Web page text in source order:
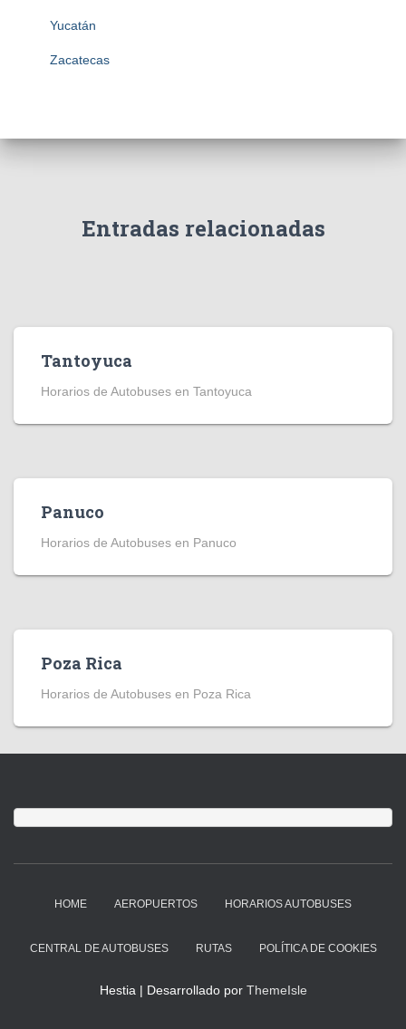
Yucatán
Zacatecas
Entradas relacionadas
Tantoyuca
Horarios de Autobuses en Tantoyuca
Panuco
Horarios de Autobuses en Panuco
Poza Rica
Horarios de Autobuses en Poza Rica
HOME AEROPUERTOS HORARIOS AUTOBUSES
CENTRAL DE AUTOBUSES RUTAS POLÍTICA DE COOKIES
Hestia | Desarrollado por ThemeIsle